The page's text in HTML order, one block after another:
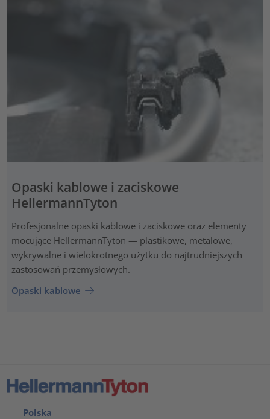
Opaski kablowe i zaciskowe
HellermannTyton
Profesjonalne opaski kablowe i zaciskowe oraz elementy
mocujące HellermannTyton — plastikowe, metalowe,
wykrywalne i wielokrotnego użytku do najtrudniejszych
zastosowań przemysłowych.
Opaski kablowe
Polska